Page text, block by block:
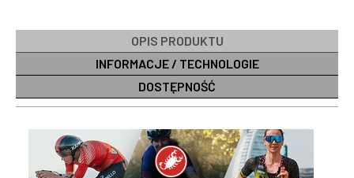
OPIS PRODUKTU
INFORMACJE / TECHNOLOGIE
DOSTĘPNOŚĆ